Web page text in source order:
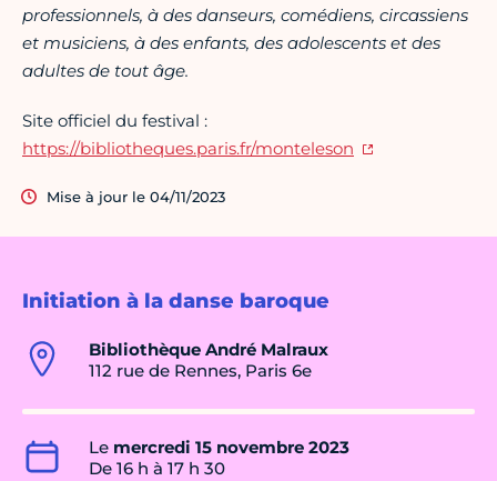
Initiation à la danse baroque
Bibliothèque André Malraux
112 rue de Rennes, Paris 6e
Le mercredi 15 novembre 2023
De 16 h à 17 h 30
professionnels, à des danseurs, comédiens, circassiens
et musiciens, à des enfants, des adolescents et des
adultes de tout âge.
Site officiel du festival :
https://bibliotheques.paris.fr/monteleson
Mise à jour le 04/11/2023